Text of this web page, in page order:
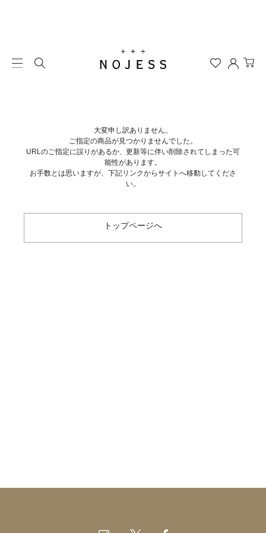
大変申し訳ありません。
ご指定の商品が見つかりませんでした。
URLのご指定に誤りがあるか、更新等に伴い削除されてしまった可
能性があります。
お手数とは思いますが、下記リンクからサイトへ移動してくださ
い。
トップページへ